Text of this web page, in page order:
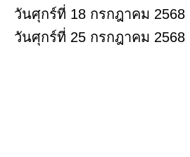
วันศุกร์ที่ 18 กรกฎาคม 2568
วันศุกร์ที่ 25 กรกฎาคม 2568